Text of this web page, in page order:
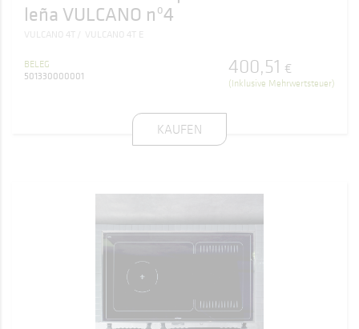
leña VULCANO nº4
VULCANO 4T VULCANO 4T E
BELEG
501330000001
400,51 €
(Inklusive Mehrwertsteuer)
KAUFEN